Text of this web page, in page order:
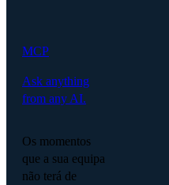
MCP
Ask anything
from any AI.
Os momentos
que a sua equipa
não terá de